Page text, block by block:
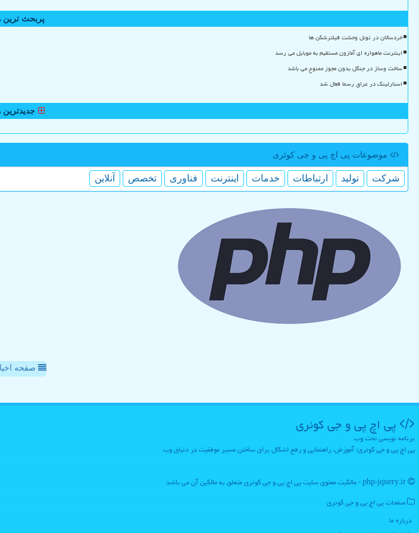
پربحث ترین
خردسالان در تونل وحشت فیلترشکن ها
اینترنت ماهواره ای آمازون مستقیم به موبایل می رسد
ساخت وساز در جنگل بدون مجوز ممنوع می باشد
استارلینک در عراق رسما فعال شد
جدیدترین
موضوعات پی اچ پی و جی كوئری
شركت تولید ارتباطات خدمات اینترنت فناوری تخصص آنلاین
صفحه
پی اچ پی و جی كوئری
برنامه نویسی تحت وب
پی اچ پی و جی کوئری؛ آموزش، راهنمایی و رفع اشکال برای ساختن مسیر موفقیت در دنیای وب
صفحات پی اچ پی و جی كوئری
درباره ما